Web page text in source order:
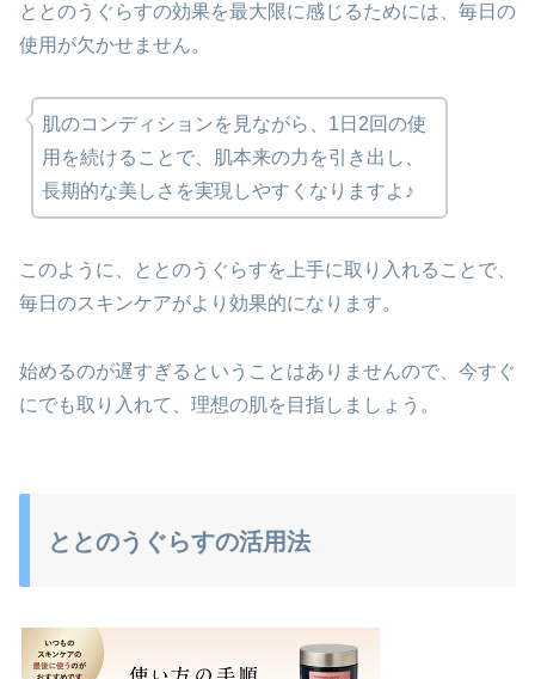
ととのうぐらすの効果を最大限に感じるためには、毎日の
使用が欠かせません。
肌のコンディションを見ながら、1日2回の使
用を続けることで、肌本来の力を引き出し、
長期的な美しさを実現しやすくなりますよ♪
このように、ととのうぐらすを上手に取り入れることで、
毎日のスキンケアがより効果的になります。
始めるのが遅すぎるということはありませんので、今すぐ
にでも取り入れて、理想の肌を目指しましょう。
ととのうぐらすの活用法